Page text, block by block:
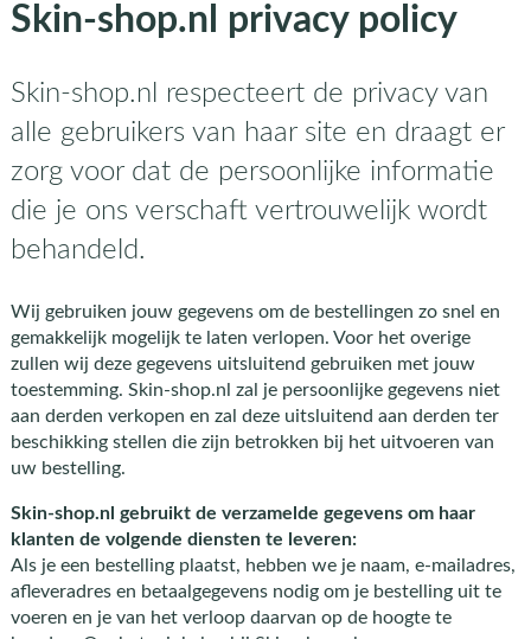
Skin-shop.nl privacy policy
Skin-shop.nl respecteert de privacy van
alle gebruikers van haar site en draagt er
zorg voor dat de persoonlijke informatie
die je ons verschaft vertrouwelijk wordt
behandeld.
Wij gebruiken jouw gegevens om de bestellingen zo snel en
gemakkelijk mogelijk te laten verlopen. Voor het overige
zullen wij deze gegevens uitsluitend gebruiken met jouw
toestemming. Skin-shop.nl zal je persoonlijke gegevens niet
aan derden verkopen en zal deze uitsluitend aan derden ter
beschikking stellen die zijn betrokken bij het uitvoeren van
uw bestelling.
Skin-shop.nl gebruikt de verzamelde gegevens om haar
klanten de volgende diensten te leveren:
Als je een bestelling plaatst, hebben we je naam, e-mailadres,
afleveradres en betaalgegevens nodig om je bestelling uit te
voeren en je van het verloop daarvan op de hoogte te